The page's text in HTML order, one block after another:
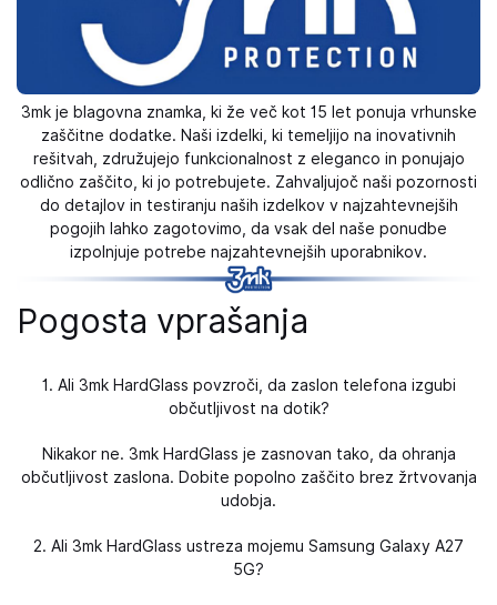
3mk je blagovna znamka, ki že več kot 15 let ponuja vrhunske
zaščitne dodatke. Naši izdelki, ki temeljijo na inovativnih
rešitvah, združujejo funkcionalnost z eleganco in ponujajo
odlično zaščito, ki jo potrebujete. Zahvaljujoč naši pozornosti
do detajlov in testiranju naših izdelkov v najzahtevnejših
pogojih lahko zagotovimo, da vsak del naše ponudbe
izpolnjuje potrebe najzahtevnejših uporabnikov.
Pogosta vprašanja
1. Ali 3mk HardGlass povzroči, da zaslon telefona izgubi
občutljivost na dotik?
Nikakor ne. 3mk HardGlass je zasnovan tako, da ohranja
občutljivost zaslona. Dobite popolno zaščito brez žrtvovanja
udobja.
2. Ali 3mk HardGlass ustreza mojemu Samsung Galaxy A27
5G?